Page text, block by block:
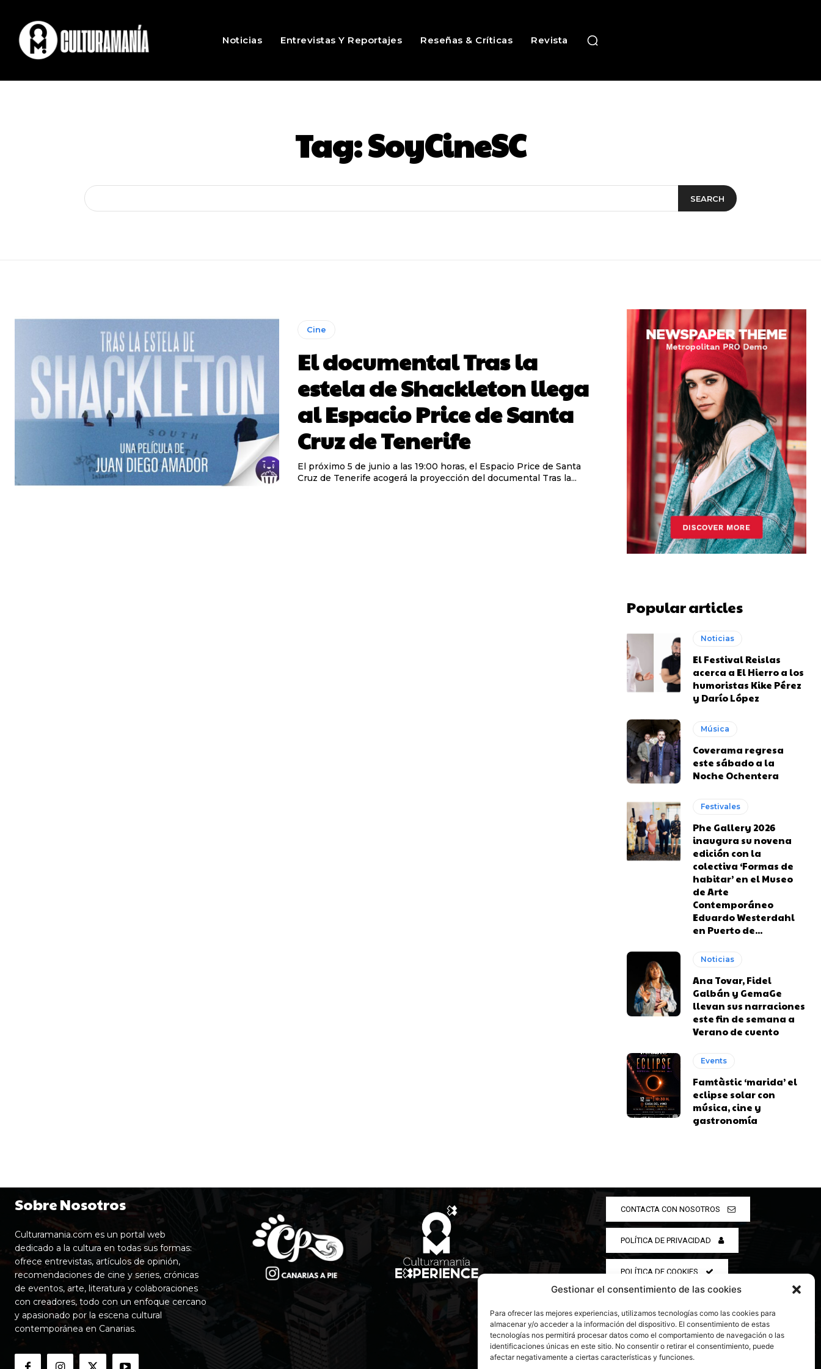
Gestionar el consentimiento de las cookies
Para ofrecer las mejores experiencias, utilizamos tecnologías como las cookies para
almacenar y/o acceder a la información del dispositivo. El consentimiento de estas
tecnologías nos permitirá procesar datos como el comportamiento de navegación o las
identificaciones únicas en este sitio. No consentir o retirar el consentimiento, puede
afectar negativamente a ciertas características y funciones.
Noticias Entrevistas Y Reportajes Reseñas & Críticas Revista
Tag:SoyCineSC
SEARCH
Cine
El documental Tras la
estela de Shackleton llega
al Espacio Price de Santa
Cruz de Tenerife
El próximo 5 de junio a las 19:00 horas, el Espacio Price de Santa
Cruz de Tenerife acogerá la proyección del documental Tras la...
Popular articles
Noticias
El Festival Reislas
acerca a El Hierro a los
humoristas Kike Pérez
y Darío López
Música
Coverama regresa
este sábado a la
Noche Ochentera
Festivales
Phe Gallery 2026
inaugura su novena
edición con la
colectiva ‘Formas de
habitar’ en el Museo
de Arte
Contemporáneo
Eduardo Westerdahl
en Puerto de...
Noticias
Ana Tovar, Fidel
Galbán y GemaGe
llevan sus narraciones
este fin de semana a
Verano de cuento
Events
Famtàstic ‘marida’ el
eclipse solar con
música, cine y
gastronomía
Sobre Nosotros
Culturamania.com es un portal web
dedicado a la cultura en todas sus formas:
ofrece entrevistas, artículos de opinión,
recomendaciones de cine y series, crónicas
de eventos, arte, literatura y colaboraciones
con creadores, todo con un enfoque cercano
y apasionado por la escena cultural
contemporánea en Canarias.
CONTACTA CON NOSOTROS
POLÍTICA DE PRIVACIDAD
POLÍTICA DE COOKIES